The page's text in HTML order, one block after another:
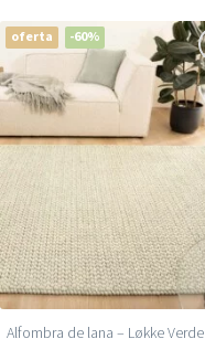
oferta -60%
Alfombra de lana – Løkke Verde